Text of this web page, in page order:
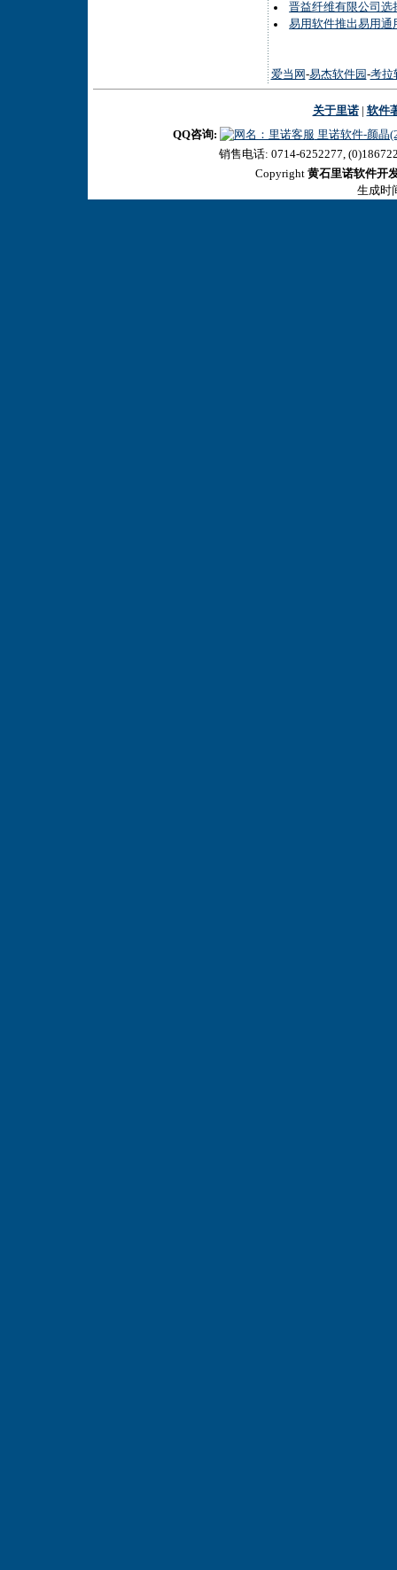
晋益纤维有限公司选
易用软件推出易用通
爱当网 -易杰软件园 -考拉
关于里诺| 软件
QQ咨询:
里诺软件-颜晶
销售电话: 0714-6252277,
Copyright 黄石里诺软件开
生成时